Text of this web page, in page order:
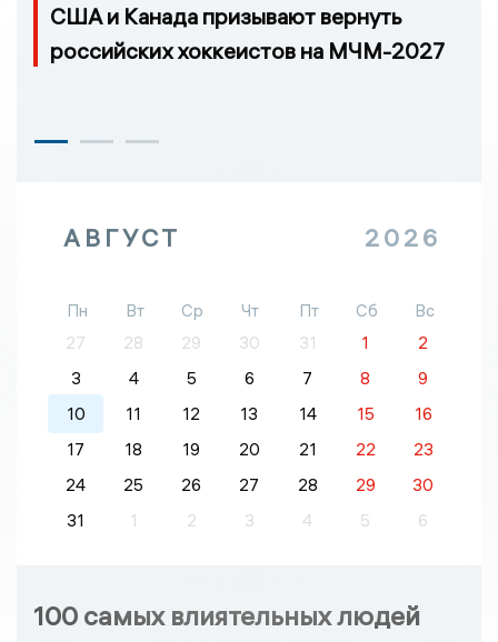
США и Канада призывают вернуть
российских хоккеистов на МЧМ-2027
АВГУСТ 2026
Пн Вт Ср Чт Пт Сб
Вс
27
28 29 30 31 1
2
3
4 5 6 7 8
9
10
11 12 13 14 15
16
17
18 19 20 21 22
23
24
25 26 27 28 29
30
31
1 2 3 4 5 6
100 самых влиятельных людей